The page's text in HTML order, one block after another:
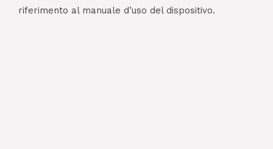
riferimento al manuale d’uso del dispositivo.